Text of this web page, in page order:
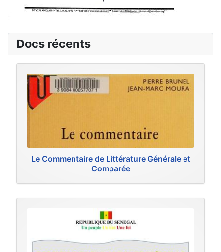
Docs récents
Le Commentaire de Littérature Générale et
Comparée